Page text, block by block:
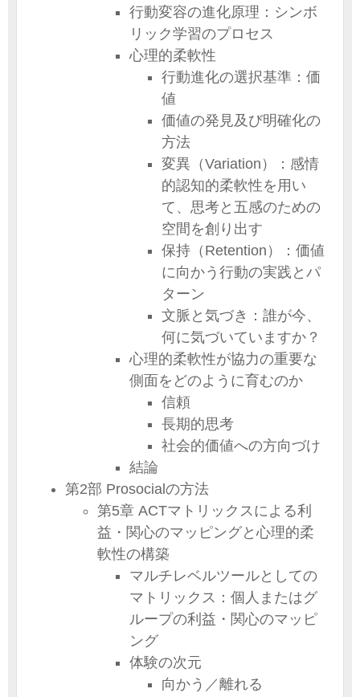
行動変容の進化原理：シンボ
リック学習のプロセス
心理的柔軟性
行動進化の選択基準：価
値
価値の発見及び明確化の
方法
変異（Variation）：感情
的認知的柔軟性を用い
て、思考と五感のための
空間を創り出す
保持（Retention）：価値
に向かう行動の実践とパ
ターン
文脈と気づき：誰が今、
何に気づいていますか？
心理的柔軟性が協力の重要な
側面をどのように育むのか
信頼
長期的思考
社会的価値への方向づけ
結論
第2部 Prosocialの方法
第5章 ACTマトリックスによる利
益・関心のマッピングと心理的柔
軟性の構築
マルチレベルツールとしての
マトリックス：個人またはグ
ループの利益・関心のマッピ
ング
体験の次元
向かう／離れる